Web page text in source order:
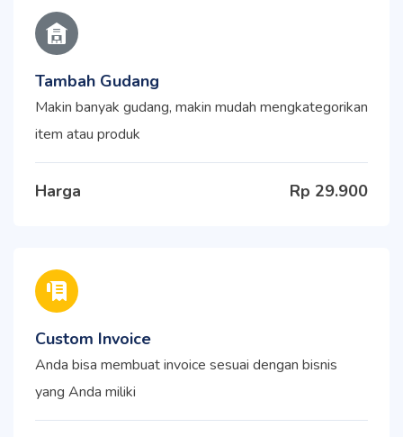
Tambah Gudang
Makin banyak gudang, makin mudah mengkategorikan
item atau produk
Harga Rp 29.900
Custom Invoice
Anda bisa membuat invoice sesuai dengan bisnis
yang Anda miliki